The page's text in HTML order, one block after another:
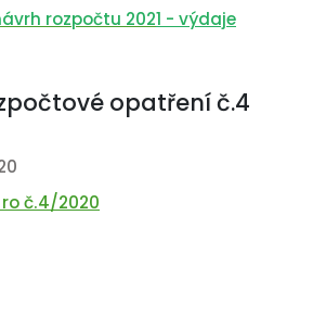
rozpočtu 2021 - výdaje
opatření č.4
ro č.4/2020